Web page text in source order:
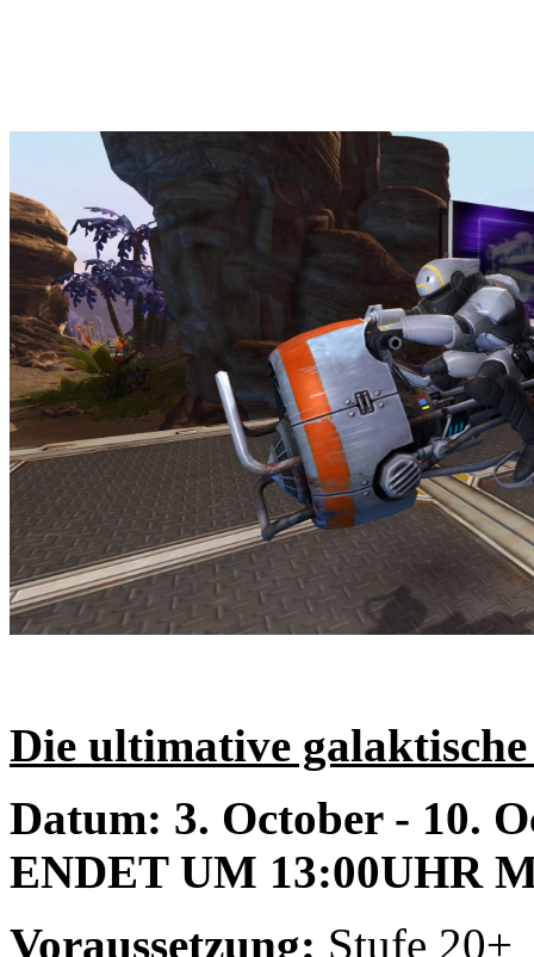
Die ultimative
Datum: 3. October - 10.
ENDET UM 13:00UHR
Voraussetzung: Stufe 20+